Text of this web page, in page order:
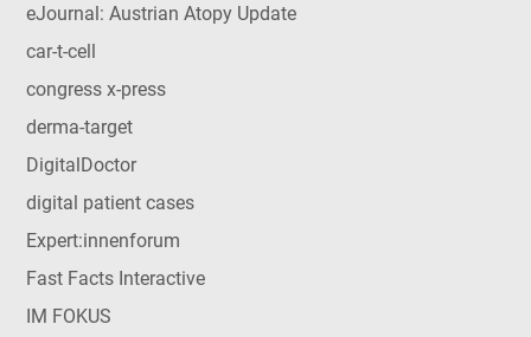
eJournal: Austrian Atopy Update
car-t-cell
congress x-press
derma-target
DigitalDoctor
digital patient cases
Expert:innenforum
Fast Facts Interactive
IM FOKUS